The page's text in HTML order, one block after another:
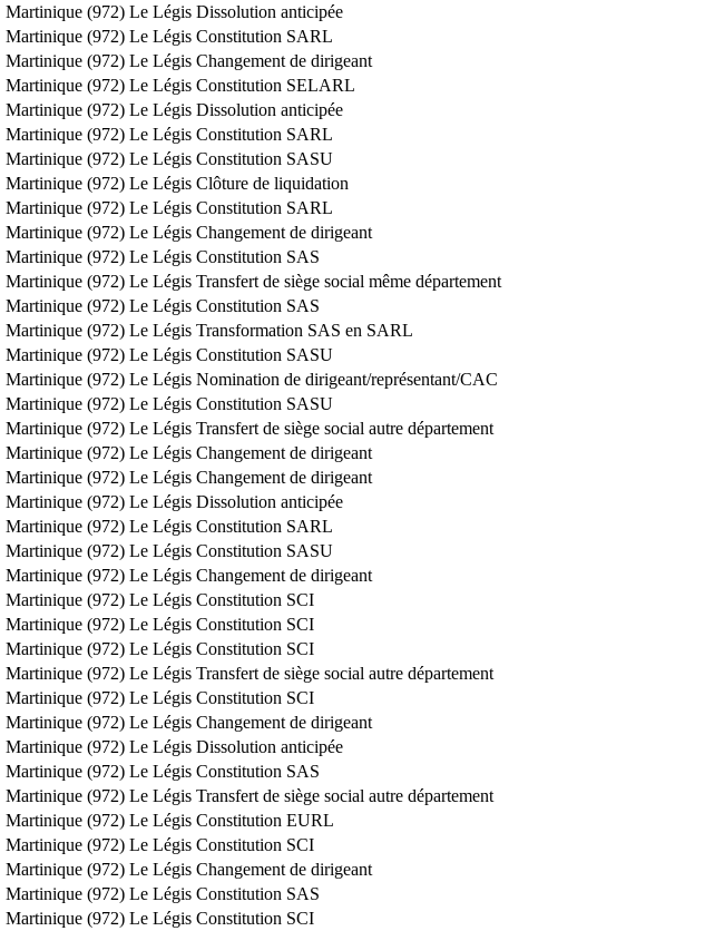
Martinique (972) Le Légis Dissolution anticipée
Martinique (972) Le Légis Constitution SARL
Martinique (972) Le Légis Changement de dirigeant
Martinique (972) Le Légis Constitution SELARL
Martinique (972) Le Légis Dissolution anticipée
Martinique (972) Le Légis Constitution SARL
Martinique (972) Le Légis Constitution SASU
Martinique (972) Le Légis Clôture de liquidation
Martinique (972) Le Légis Constitution SARL
Martinique (972) Le Légis Changement de dirigeant
Martinique (972) Le Légis Constitution SAS
Martinique (972) Le Légis Transfert de siège social même département
Martinique (972) Le Légis Constitution SAS
Martinique (972) Le Légis Transformation SAS en SARL
Martinique (972) Le Légis Constitution SASU
Martinique (972) Le Légis Nomination de dirigeant/représentant/CAC
Martinique (972) Le Légis Constitution SASU
Martinique (972) Le Légis Transfert de siège social autre département
Martinique (972) Le Légis Changement de dirigeant
Martinique (972) Le Légis Changement de dirigeant
Martinique (972) Le Légis Dissolution anticipée
Martinique (972) Le Légis Constitution SARL
Martinique (972) Le Légis Constitution SASU
Martinique (972) Le Légis Changement de dirigeant
Martinique (972) Le Légis Constitution SCI
Martinique (972) Le Légis Constitution SCI
Martinique (972) Le Légis Constitution SCI
Martinique (972) Le Légis Transfert de siège social autre département
Martinique (972) Le Légis Constitution SCI
Martinique (972) Le Légis Changement de dirigeant
Martinique (972) Le Légis Dissolution anticipée
Martinique (972) Le Légis Constitution SAS
Martinique (972) Le Légis Transfert de siège social autre département
Martinique (972) Le Légis Constitution EURL
Martinique (972) Le Légis Constitution SCI
Martinique (972) Le Légis Changement de dirigeant
Martinique (972) Le Légis Constitution SAS
Martinique (972) Le Légis Constitution SCI